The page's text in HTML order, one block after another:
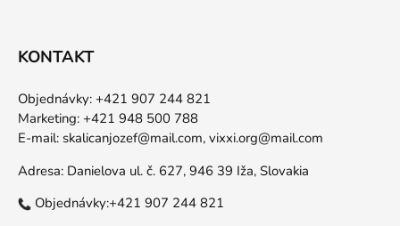
KONTAKT
Objednávky: +421 907 244 821
Marketing: +421 948 500 788
E-mail: skalicanjozef@mail.com, vixxi.org@mail.com
Adresa: Danielova ul. č. 627, 946 39 Iža, Slovakia
Objednávky:+421 907 244 821